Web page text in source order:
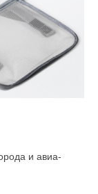
и авиа-